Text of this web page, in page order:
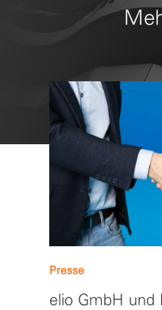
Presse
elio GmbH und